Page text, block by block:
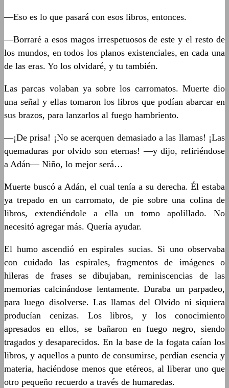
—Eso es lo que pasará con esos libros, entonces.
—Borraré a esos magos irrespetuosos de este y el resto de
los mundos, en todos los planos existenciales, en cada una
de las eras. Yo los olvidaré, y tu también.
Las parcas volaban ya sobre los carromatos. Muerte dio
una señal y ellas tomaron los libros que podían abarcar en
sus brazos, para lanzarlos al fuego hambriento.
—¡De prisa! ¡No se acerquen demasiado a las llamas! ¡Las
quemaduras por olvido son eternas! —y dijo, refiriéndose
a Adán— Niño, lo mejor será…
Muerte buscó a Adán, el cual tenía a su derecha. Él estaba
ya trepado en un carromato, de pie sobre una colina de
libros, extendiéndole a ella un tomo apolillado. No
necesitó agregar más. Quería ayudar.
El humo ascendió en espirales sucias. Si uno observaba
con cuidado las espirales, fragmentos de imágenes o
hileras de frases se dibujaban, reminiscencias de las
memorias calcinándose lentamente. Duraba un parpadeo,
para luego disolverse. Las llamas del Olvido ni siquiera
producían cenizas. Los libros, y los conocimiento
apresados en ellos, se bañaron en fuego negro, siendo
tragados y desaparecidos. En la base de la fogata caían los
libros, y aquellos a punto de consumirse, perdían esencia y
materia, haciéndose menos que etéreos, al liberar uno que
otro pequeño recuerdo a través de humaredas.